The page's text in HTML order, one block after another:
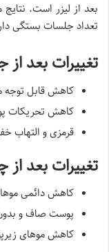
بعد از لیزر است.
تعداد جلسات بستگی
تغییرات بعد
کاهش قابل
کاهش تحریکات
قرمزی و التهاب
تغییرات بعد
کاهش دائمی موهای
پوست صاف و
کاهش موهای